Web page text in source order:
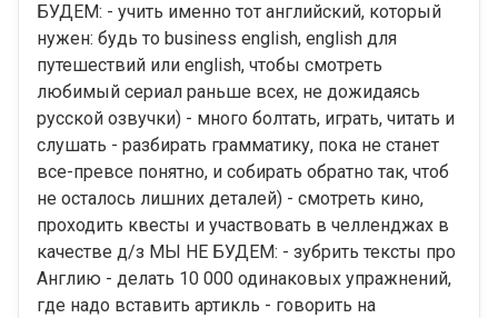
БУДЕМ: - учить именно тот английский, который
нужен: будь то business english, english для
путешествий или english, чтобы смотреть
любимый сериал раньше всех, не дожидаясь
русской озвучки) - много болтать, играть, читать и
слушать - разбирать грамматику, пока не станет
все-превсе понятно, и собирать обратно так, чтоб
не осталось лишних деталей) - смотреть кино,
проходить квесты и участвовать в челленджах в
качестве д/з МЫ НЕ БУДЕМ: - зубрить тексты про
Англию - делать 10 000 одинаковых упражнений,
где надо вставить артикль - говорить на